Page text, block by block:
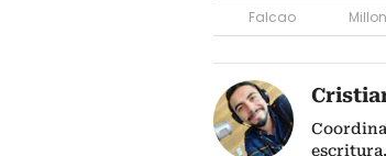
Falcao